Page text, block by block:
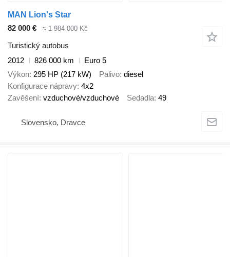
MAN Lion's Star
82 000 €
≈ 1 984 000 Kč
Turistický autobus
2012
826 000 km
Euro 5
Výkon 295 HP (217 kW) Palivo diesel
Konfigurace nápravy 4x2
Zavěšení vzduchové/vzduchové Sedadla 49
Slovensko, Dravce